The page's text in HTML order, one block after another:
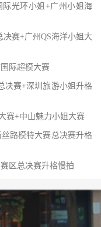
际光环小姐+广州小姐海
决赛+广州QS海洋小姐大
际超模大赛
决赛+深圳旅游小姐升格
赛+中山魅力小姐大赛
路模特大赛总决赛升格
区总决赛升格慢拍